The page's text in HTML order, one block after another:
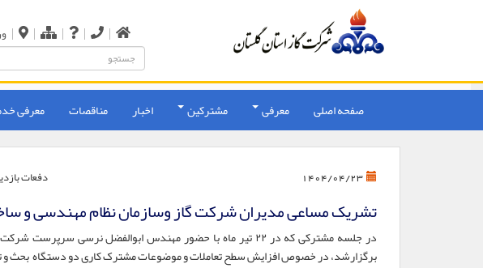
|
|
|
|
|
صفحه اصلی معرفی مشترکین اخبار مناقصات معرفی
1404/04/23 دفعات
تشریک مساعی مدیران شرکت گاز وسازمان نظام مهندسی و
در جلسه مشترکی که در ۲۲ تیر ماه با حضور مهندس ابوالفضل
برگزارشد، در خصوص افزایش سطح تعاملات و موضوعات مشترک کاری دو دستگاه بحث و